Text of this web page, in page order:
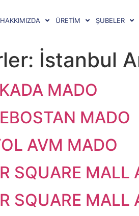
HAKKIMIZDA ÜRETİM ŞUBELER
İstanbul
MADO
MADO
AVM MADO
SQUARE MALL
SQUARE